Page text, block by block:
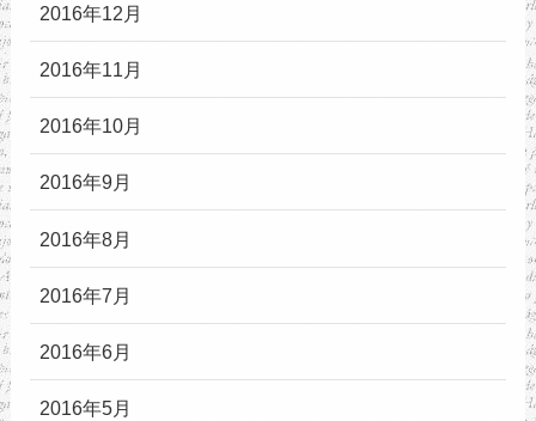
2016年12月
2016年11月
2016年10月
2016年9月
2016年8月
2016年7月
2016年6月
2016年5月